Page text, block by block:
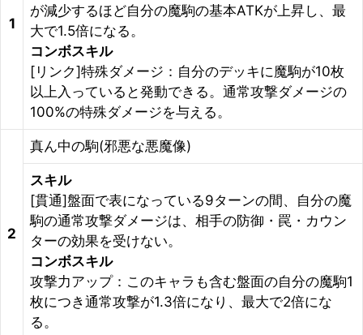
1
が減少するほど自分の魔駒の基本ATKが上昇し、最
大で1.5倍になる。
コンボスキル
[リンク]特殊ダメージ：自分のデッキに魔駒が10枚
以上入っていると発動できる。通常攻撃ダメージの
100%の特殊ダメージを与える。
2
真ん中の駒(邪悪な悪魔像)
スキル
[貫通]盤面で表になっている9ターンの間、自分の魔
駒の通常攻撃ダメージは、相手の防御・罠・カウン
ターの効果を受けない。
コンボスキル
攻撃力アップ：このキャラも含む盤面の自分の魔駒1
枚につき通常攻撃が1.3倍になり、最大で2倍にな
る。